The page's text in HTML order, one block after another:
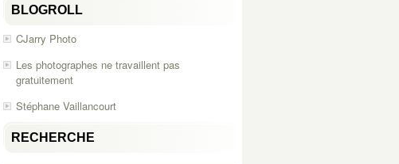
BLOGROLL
CJarry Photo
Les photographes ne travaillent pas
gratuitement
Stéphane Vaillancourt
RECHERCHE